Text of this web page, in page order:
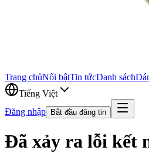
Trang chủNổi bậtTin tứcDanh sách
Tiếng Việt
Đăng nhập
Bắt đầu đăng tin
Đã xảy ra lỗi kết